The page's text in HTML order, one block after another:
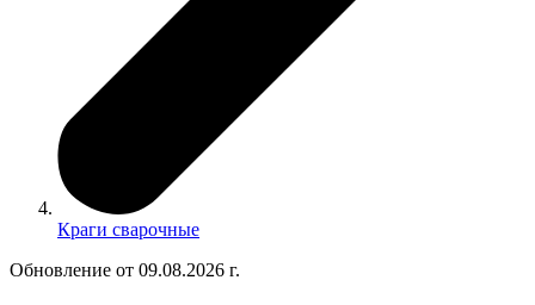
Краги сварочные
Обновление от 09.08.2026 г.